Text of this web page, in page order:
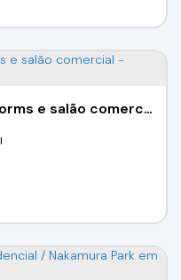
Casa de 3 andares - com dorms e salão comercial - Nakamura Park - Cotia/SP